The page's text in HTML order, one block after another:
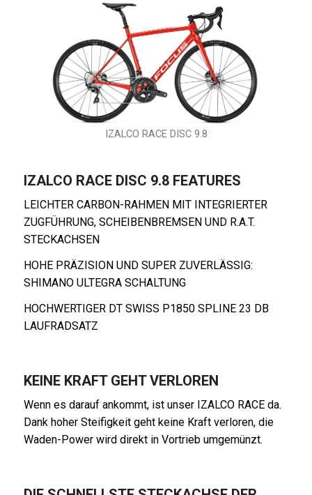
IZALCO RACE DISC 9.8
IZALCO RACE DISC 9.8 FEATURES
LEICHTER CARBON-RAHMEN MIT INTEGRIERTER
ZUGFÜHRUNG, SCHEIBENBREMSEN UND R.A.T.
STECKACHSEN
HOHE PRÄZISION UND SUPER ZUVERLÄSSIG:
SHIMANO ULTEGRA SCHALTUNG
HOCHWERTIGER DT SWISS P1850 SPLINE 23 DB
LAUFRADSATZ
KEINE KRAFT GEHT VERLOREN
Wenn es darauf ankommt, ist unser IZALCO RACE da.
Dank hoher Steifigkeit geht keine Kraft verloren, die
Waden-Power wird direkt in Vortrieb umgemünzt.